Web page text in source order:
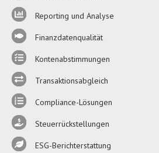
Reporting und Analyse
Finanzdatenqualität
Kontenabstimmungen
Transaktionsabgleich
Compliance-Lösungen
Steuerrückstellungen
ESG-Berichterstattung